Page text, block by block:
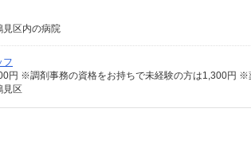
見区内の病院
フ
円 ※調剤事務の資格をお持ちで未経験の方は1,300円
見区